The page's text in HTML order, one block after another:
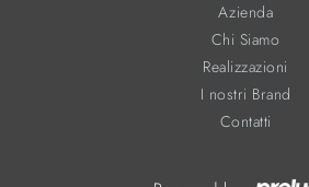
Azienda
Chi Siamo
Realizzazioni
I nostri Brand
Contatti